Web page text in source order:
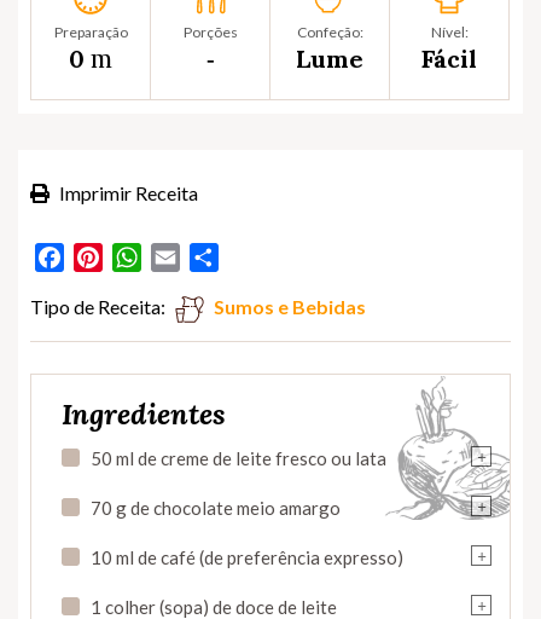
Preparação
0 m
Porções
‐
Confeção:
Lume
Nível:
Fácil
Imprimir Receita
FacebookPinterestWhatsApp
Email
Tipo de Receita: Sumos e Bebidas
Ingredientes
+
50 ml de creme de leite fresco ou lata
+
70 g de chocolate meio amargo
+
10 ml de café (de preferência expresso)
+
1 colher (sopa) de doce de leite